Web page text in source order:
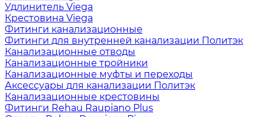
Удлинитель Viega
Крестовина Viega
Фитинги канализационные
Фитинги для внутренней канализации Политэк
Канализационные отводы
Канализационные тройники
Канализационные муфты и переходы
Аксессуары для канализации Политэк
Канализационные крестовины
Фитинги Rehau Raupiano Plus